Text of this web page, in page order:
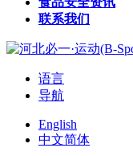
联系我们
语言
导航
English
中文简体